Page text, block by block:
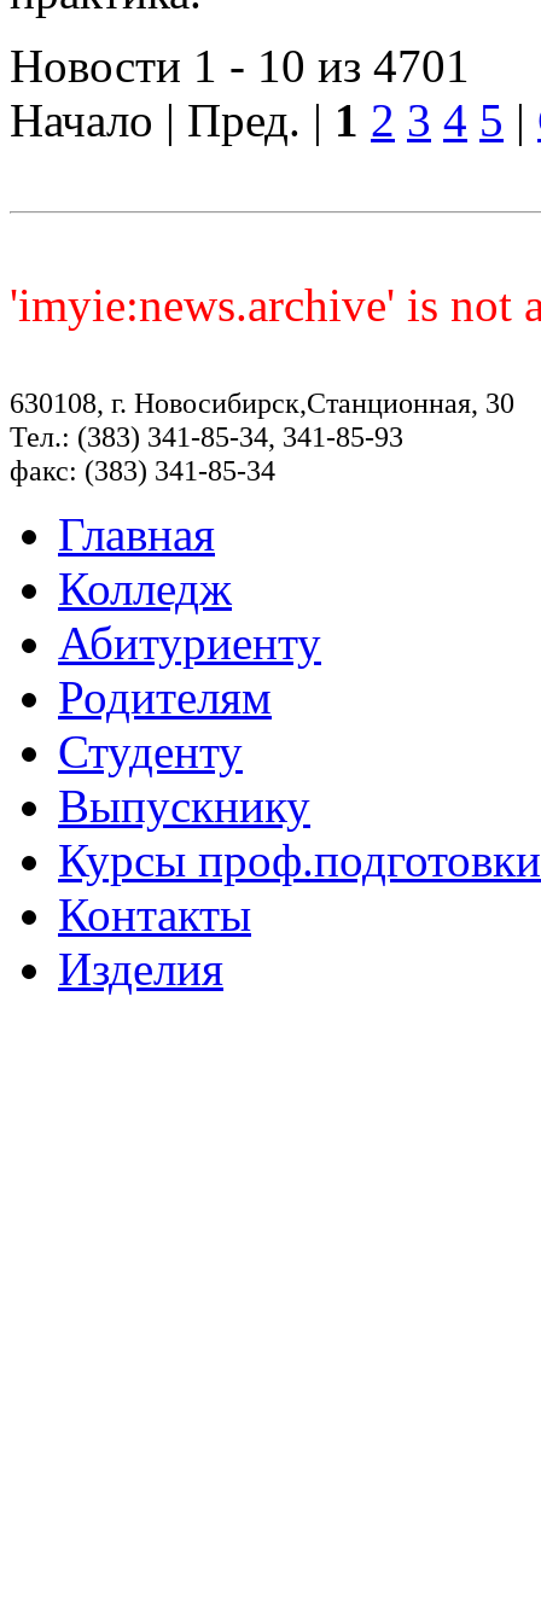
Новости 1 - 10 из 4701
Начало | Пред. | 1 2 3 4 5 |
'imyie:news.archive' is not
630108, г. Новосибирск,Станционная, 30
Тел.: (383) 341-85-34, 341-85-93
факс: (383) 341-85-34
Главная
Колледж
Абитуриенту
Родителям
Студенту
Выпускнику
Курсы проф.подготовки
Контакты
Изделия